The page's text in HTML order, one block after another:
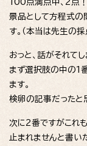
景品として方程式の
す。（本当は先生の
おっと、話がそれて
まず選択肢の中の1
ます。
検卵の記事だったと
次に2番ですがこれ
止まれませんと書い